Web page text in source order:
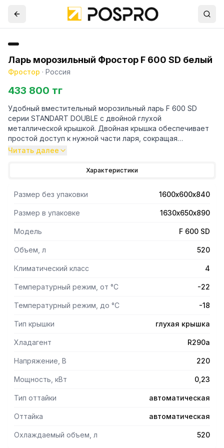
Ларь морозильный Фростор F 600 SD белый
Фростор · Россия
433 800 тг
Удобный вместительный морозильный ларь F 600 SD
серии STANDART DOUBLE с двойной глухой
металлической крышкой. Двойная крышка обеспечивает
простой доступ к нужной части ларя, сокращая
потребление электроэнергии на поддержание
позволяет удобно хранить крупные и мелкие продукты.
замораживает любые продукты, благодаря специальному
алюминиевому испарителю. Объем ларя – 520 литров при
небольших внешних габаритах. Температура окр. среды
до +32С (4 класс).
Читать далее
Характеристики
Размер без упаковки 1600х600х840
Размер в упаковке 1630х650х890
Модель F 600 SD
Объем, л 520
Климатический класс 4
Температурный режим, от °С -22
Температурный режим, до °С -18
Тип крышки глухая крышка
Хладагент R290a
Напряжение, В 220
Мощность, кВт 0,23
Тип оттайки автоматическая
Оттайка автоматическая
Охлаждаемый объем, л 520